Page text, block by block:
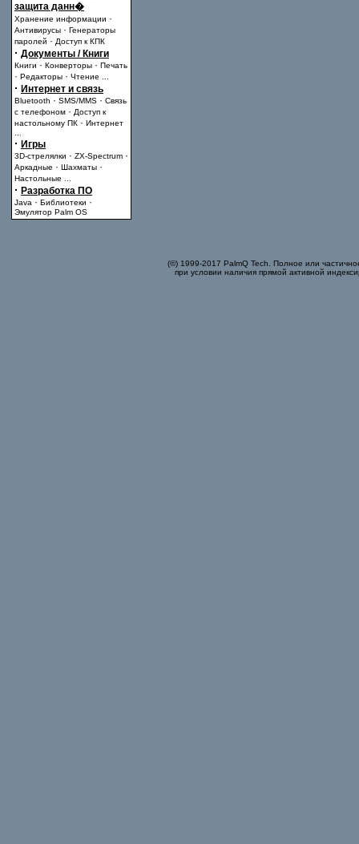
защита данн�
Хранение информации ·
Антивирусы · Генераторы
паролей · Доступ к КПК
· Документы / Книги
Книги · Конверторы · Печать
· Редакторы · Чтение
· Интернет и связь
Bluetooth · SMS/MMS · Связь
с телефоном · Доступ к
настольному ПК · Интернет
· Игры
3D-стрелялки · ZX-Spectrum ·
Аркадные · Шахматы ·
Настольные
· Разработка ПО
Java · Библиотеки ·
Эмулятор Palm OS
(©) 1999-2017 PalmQ Tech. Полное или
при условии наличия прямой активной